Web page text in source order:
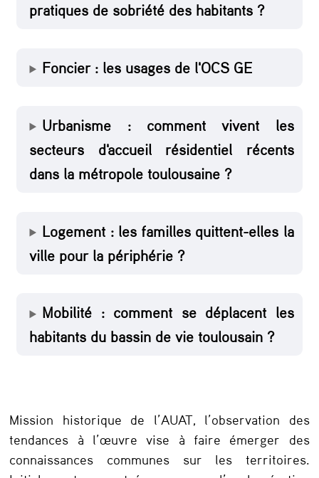
pratiques de sobriété des habitants ?
Foncier : les usages de l'OCS GE
Urbanisme : comment vivent les
secteurs d'accueil résidentiel récents
dans la métropole toulousaine ?
Logement : les familles quittent-elles la
ville pour la périphérie ?
Mobilité : comment se déplacent les
habitants du bassin de vie toulousain ?
Mission historique de l’AUAT, l’observation des
tendances à l’œuvre vise à faire émerger des
connaissances communes sur les territoires.